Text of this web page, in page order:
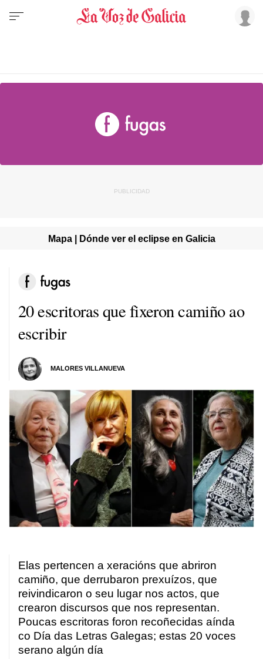
Mapa | Dónde ver el eclipse en Galicia
20 escritoras que fixeron camiño ao
escribir
MALORES VILLANUEVA
Elas pertencen a xeracións que abriron
camiño, que derrubaron prexuízos, que
reivindicaron o seu lugar nos actos, que
crearon discursos que nos representan.
Poucas escritoras foron recoñecidas aínda
co Día das Letras Galegas; estas 20 voces
serano algún día